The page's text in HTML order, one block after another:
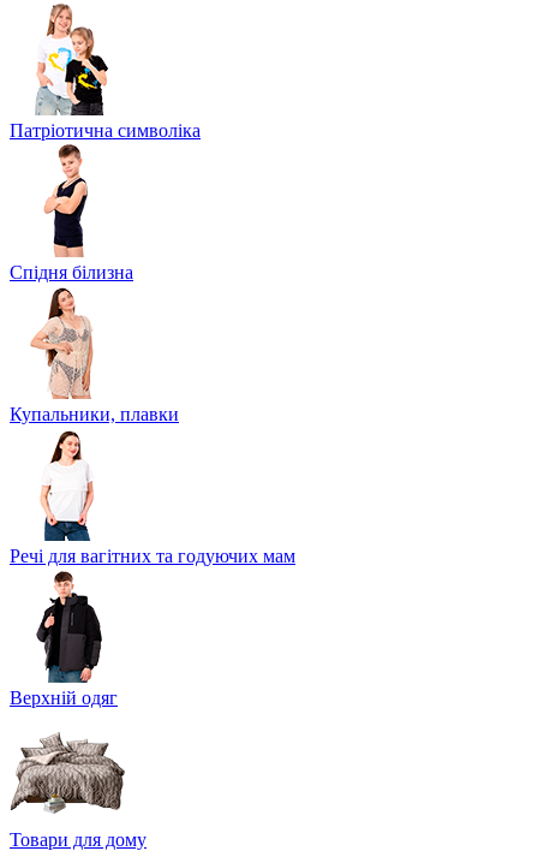
Патріотична символіка
Спідня білизна
Купальники, плавки
Речі для вагітних та годуючих мам
Верхній одяг
Товари для дому